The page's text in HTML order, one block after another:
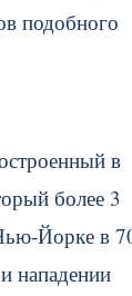
подобного
в
более 3
Йорке в
нападении